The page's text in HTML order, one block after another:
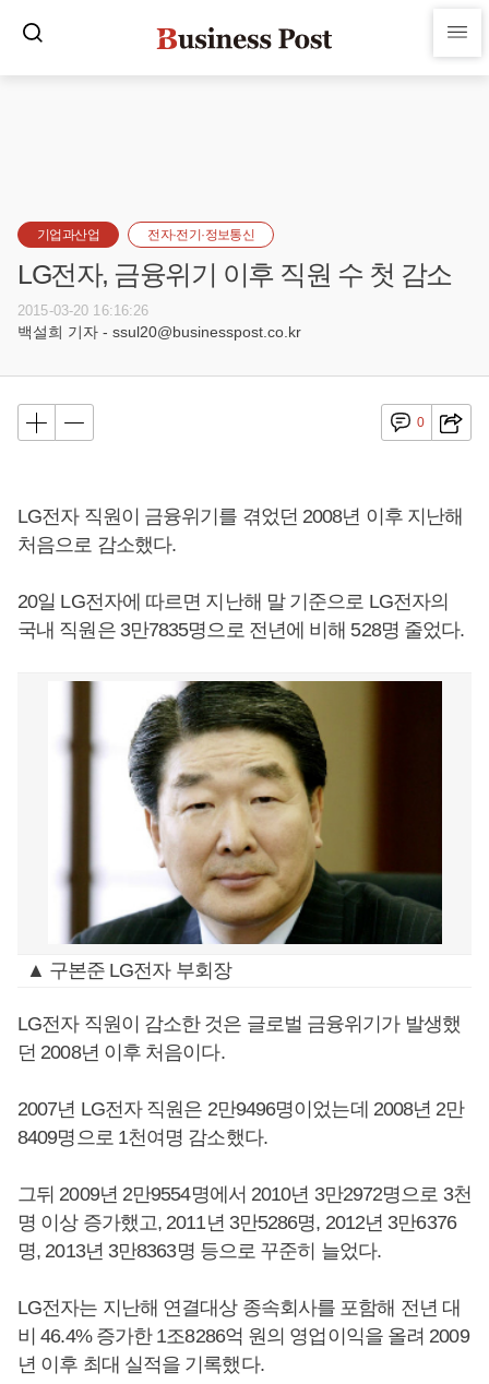
기업과산업 전자·전기·정보통신
LG전자, 금융위기 이후 직원 수 첫 감소
2015-03-20 16:16:26
백설희 기자 - ssul20@businesspost.co.kr
0
LG전자 직원이 금융위기를 겪었던 2008년 이후 지난해
처음으로 감소했다.
20일 LG전자에 따르면 지난해 말 기준으로 LG전자의
국내 직원은 3만7835명으로 전년에 비해 528명 줄었다.
▲ 구본준 LG전자 부회장
LG전자 직원이 감소한 것은 글로벌 금융위기가 발생했
던 2008년 이후 처음이다.
2007년 LG전자 직원은 2만9496명이었는데 2008년 2만
8409명으로 1천여명 감소했다.
그뒤 2009년 2만9554명에서 2010년 3만2972명으로 3천
명 이상 증가했고, 2011년 3만5286명, 2012년 3만6376
명, 2013년 3만8363명 등으로 꾸준히 늘었다.
LG전자는 지난해 연결대상 종속회사를 포함해 전년 대
비 46.4% 증가한 1조8286억 원의 영업이익을 올려 2009
년 이후 최대 실적을 기록했다.